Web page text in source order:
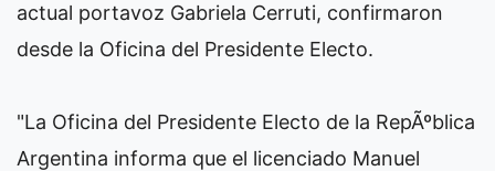
actual portavoz Gabriela Cerruti, confirmaron
desde la Oficina del Presidente Electo.
"La Oficina del Presidente Electo de la RepÃºblica
Argentina informa que el licenciado Manuel